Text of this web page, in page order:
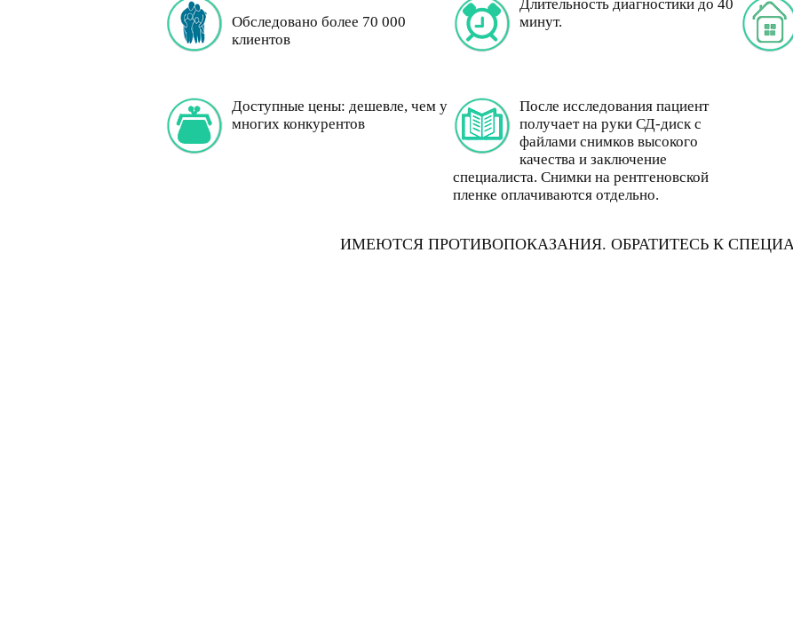
Обследовано более 70 000
клиентов
Длительность диагностики до 40
минут.
Доступные цены: дешевле, чем у
многих конкурентов
После исследования пациент
получает на руки СД-диск с
файлами снимков высокого
качества и заключение
специалиста. Снимки на рентгеновской
пленке оплачиваются отдельно.
ИМЕЮТСЯ ПРОТИВОПОКАЗАНИЯ. ОБРАТИТЕСЬ К